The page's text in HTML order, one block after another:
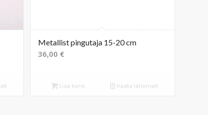
Metallist pingutaja 15-20 cm
36,00 €
Lisa korvi Vaata lähemalt